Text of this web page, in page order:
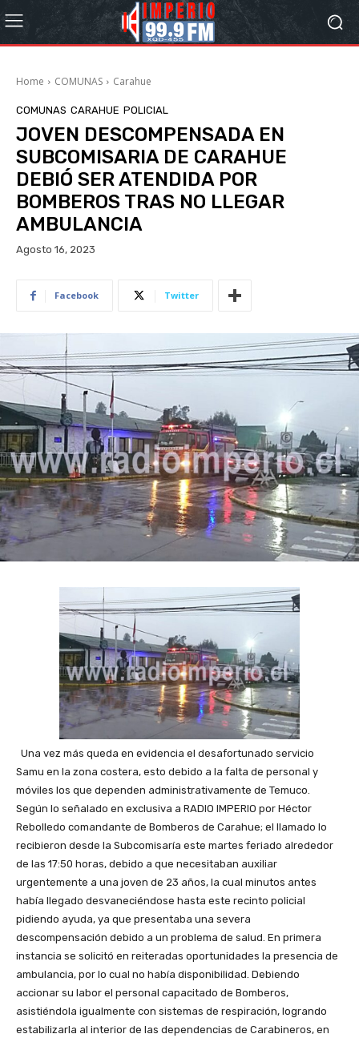
Home COMUNAS Carahue
COMUNAS CARAHUE POLICIAL
JOVEN DESCOMPENSADA EN
SUBCOMISARIA DE CARAHUE
DEBIÓ SER ATENDIDA POR
BOMBEROS TRAS NO LLEGAR
AMBULANCIA
Agosto 16, 2023
Facebook Twitter
Una vez más queda en evidencia el desafortunado servicio
Samu en la zona costera, esto debido a la falta de personal y
móviles los que dependen administrativamente de Temuco.
Según lo señalado en exclusiva a RADIO IMPERIO por Héctor
Rebolledo comandante de Bomberos de Carahue; el llamado lo
recibieron desde la Subcomisaría este martes feriado alrededor
de las 17:50 horas, debido a que necesitaban auxiliar
urgentemente a una joven de 23 años, la cual minutos antes
había llegado desvaneciéndose hasta este recinto policial
pidiendo ayuda, ya que presentaba una severa
descompensación debido a un problema de salud. En primera
instancia se solicitó en reiteradas oportunidades la presencia de
ambulancia, por lo cual no había disponibilidad. Debiendo
accionar su labor el personal capacitado de Bomberos,
asistiéndola igualmente con sistemas de respiración, logrando
estabilizarla al interior de las dependencias de Carabineros, en